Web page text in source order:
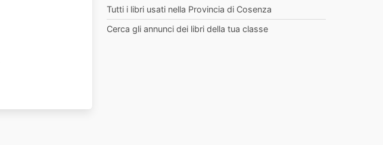
Tutti i libri usati nella Provincia di Cosenza
Cerca gli annunci dei libri della tua classe